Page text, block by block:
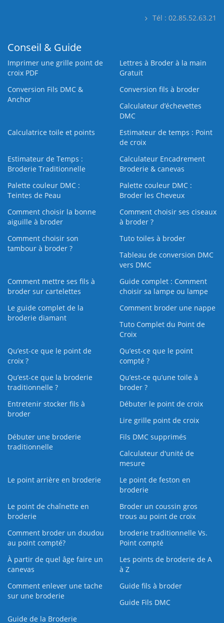
Tél : 02.85.52.63.21
Conseil & Guide
Imprimer une grille point de
croix PDF
Lettres à Broder à la main
Gratuit
Conversion Fils DMC &
Anchor
Conversion fils à broder
Calculateur d’échevettes
DMC
Calculatrice toile et points
Estimateur de temps : Point
de croix
Estimateur de Temps :
Broderie Traditionnelle
Calculateur Encadrement
Broderie & canevas
Palette couleur DMC :
Teintes de Peau
Palette couleur DMC :
Broder les Cheveux
Comment choisir la bonne
aiguille à broder
Comment choisir ses ciseaux
à broder ?
Comment choisir son
tambour à broder ?
Tuto toiles à broder
Tableau de conversion DMC
vers DMC
Comment mettre ses fils à
broder sur cartelettes
Guide complet : Comment
choisir sa lampe ou lampe
Le guide complet de la
broderie diamant
Comment broder une nappe
Tuto Complet du Point de
Croix
Qu’est-ce que le point de
croix ?
Qu’est-ce que le point
compté ?
Qu’est-ce que la broderie
traditionnelle ?
Qu’est‑ce qu’une toile à
broder ?
Entretenir stocker fils à
broder
Débuter le point de croix
Lire grille point de croix
Débuter une broderie
traditionnelle
Fils DMC supprimés
Calculateur d'unité de
mesure
Le point arrière en broderie
Le point de feston en
broderie
Le point de chaînette en
broderie
Broder un coussin gros
trous au point de croix
Comment broder un doudou
au point compté?
broderie traditionnelle Vs.
Point compté
À partir de quel âge faire un
canevas
Les points de broderie de A
à Z
Comment enlever une tache
sur une broderie
Guide fils à broder
Guide Fils DMC
Guide de la Broderie